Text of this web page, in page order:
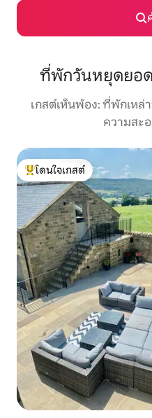
ที่พักวันหยุดยอด
เกสต์เห็นพ้อง: ที่พักเหล่
ความสะ
โดนใจเกสต์ที่สุด
โดนใจเกสต์